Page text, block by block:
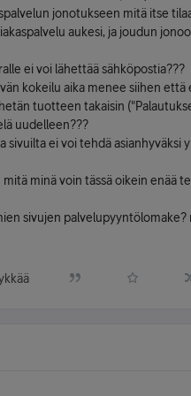
jonotukseen mitä itse
aukesi, ja joudun
ei voi lähettää sähköpostia???
kokeilu aika menee siihen
tuotteen takaisin
uudelleen???
sivuilta ei voi tehdä asianhyväksi
mitä minä voin tässä oikein enää
sivujen palvelupyyntölomake?